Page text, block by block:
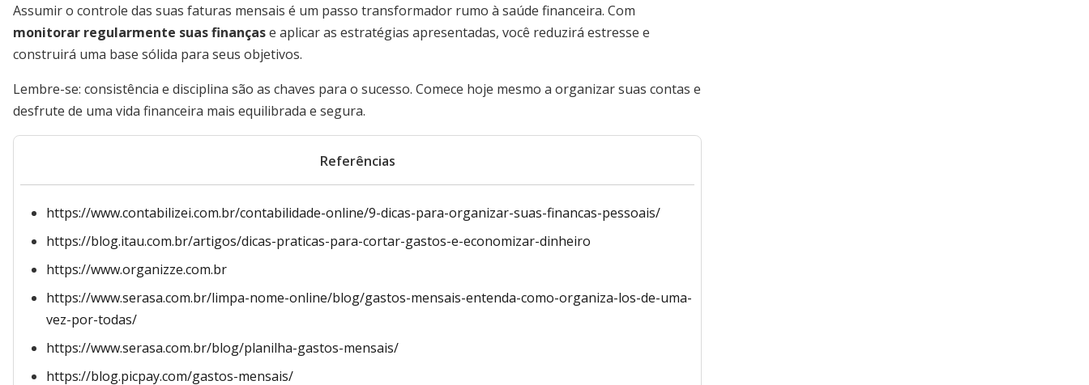
Assumir o controle das suas faturas mensais é um passo transformador rumo à saúde financeira. Com
monitorar regularmente suas finançase aplicar as estratégias apresentadas, você reduzirá estresse e
construirá uma base sólida para seus objetivos.
Lembre-se: consistência e disciplina são as chaves para o sucesso. Comece hoje mesmo a organizar suas contas e
desfrute de uma vida financeira mais equilibrada e segura.
Referências
https://www.contabilizei.com.br/contabilidade-online/9-dicas-para-organizar-suas-financas-pessoais/
https://blog.itau.com.br/artigos/dicas-praticas-para-cortar-gastos-e-economizar-dinheiro
https://www.organizze.com.br
https://www.serasa.com.br/limpa-nome-online/blog/gastos-mensais-entenda-como-organiza-los-de-uma-
vez-por-todas/
https://www.serasa.com.br/blog/planilha-gastos-mensais/
https://blog.picpay.com/gastos-mensais/